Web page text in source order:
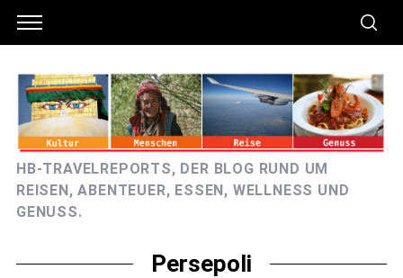
HB-TRAVELREPORTS, DER BLOG RUND UM
REISEN, ABENTEUER, ESSEN, WELLNESS UND
GENUSS.
Persepoli